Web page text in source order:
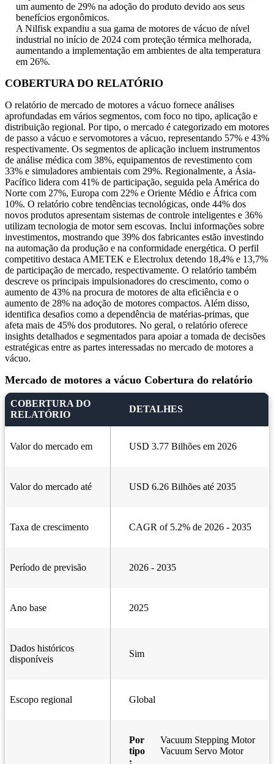
um aumento de 29% na adoção do produto devido aos seus
benefícios ergonômicos.
A Nilfisk expandiu a sua gama de motores de vácuo de nível
industrial no início de 2024 com proteção térmica melhorada,
aumentando a implementação em ambientes de alta temperatura
em 26%.
COBERTURA DO RELATÓRIO
O relatório de mercado de motores a vácuo fornece análises
aprofundadas em vários segmentos, com foco no tipo, aplicação e
distribuição regional. Por tipo, o mercado é categorizado em motores
de passo a vácuo e servomotores a vácuo, representando 57% e 43%
respectivamente. Os segmentos de aplicação incluem instrumentos
de análise médica com 38%, equipamentos de revestimento com
33% e simuladores ambientais com 29%. Regionalmente, a Ásia-
Pacífico lidera com 41% de participação, seguida pela América do
Norte com 27%, Europa com 22% e Oriente Médio e África com
10%. O relatório cobre tendências tecnológicas, onde 44% dos
novos produtos apresentam sistemas de controle inteligentes e 36%
utilizam tecnologia de motor sem escovas. Inclui informações sobre
investimentos, mostrando que 39% dos fabricantes estão investindo
na automação da produção e na conformidade energética. O perfil
competitivo destaca AMETEK e Electrolux detendo 18,4% e 13,7%
de participação de mercado, respectivamente. O relatório também
descreve os principais impulsionadores do crescimento, como o
aumento de 43% na procura de motores de alta eficiência e o
aumento de 28% na adoção de motores compactos. Além disso,
identifica desafios como a dependência de matérias-primas, que
afeta mais de 45% dos produtores. No geral, o relatório oferece
insights detalhados e segmentados para apoiar a tomada de decisões
estratégicas entre as partes interessadas no mercado de motores a
vácuo.
Mercado de motores a vácuo Cobertura do relatório
COBERTURA DO
RELATÓRIO
DETALHES
Valor do mercado em USD 3.77 Bilhões em 2026
Valor do mercado até USD 6.26 Bilhões até 2035
Taxa de crescimento CAGR of 5.2% de 2026 - 2035
Período de previsão 2026 - 2035
Ano base 2025
Dados históricos
disponíveis
Sim
Escopo regional Global
Por
tipo
:
Vacuum Stepping Motor
Vacuum Servo Motor